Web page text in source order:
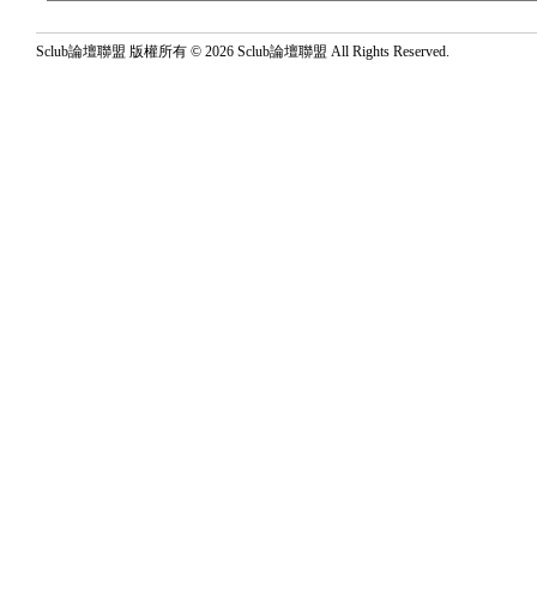
Sclub論壇聯盟 版權所有 © 2026 Sclub論壇聯盟 All Rights Reserved.